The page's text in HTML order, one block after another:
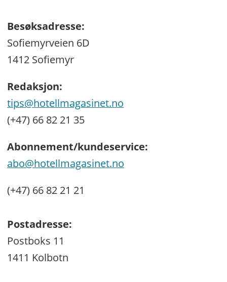
Besøksadresse:
Sofiemyrveien 6D
1412 Sofiemyr
Redaksjon:
tips@hotellmagasinet.no
(+47) 66 82 21 35
Abonnement/kundeservice:
abo@hotellmagasinet.no
(+47) 66 82 21 21
Postadresse:
Postboks 11
1411 Kolbotn